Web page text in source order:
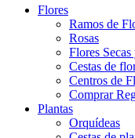
Flores
Ramos de
Rosas
Flores Secas
Cestas de
Centros de
Comprar
Plantas
Orquídeas